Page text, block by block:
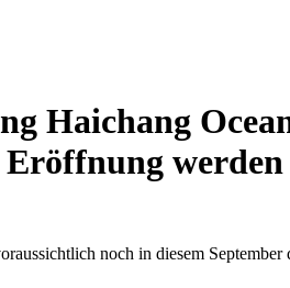
Haichang
noch in diesem